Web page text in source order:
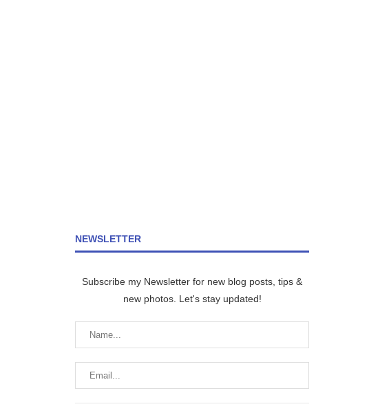
NEWSLETTER
Subscribe my Newsletter for new blog posts, tips &
new photos. Let's stay updated!